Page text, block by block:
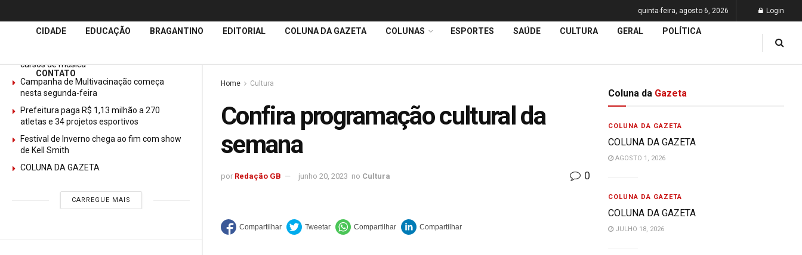
ÚltimasNotícias
cursos de música
Campanha de Multivacinação começa
nesta segunda-feira
Prefeitura paga R$ 1,13 milhão a 270
atletas e 34 projetos esportivos
Festival de Inverno chega ao fim com show
de Kell Smith
COLUNA DA GAZETA
CARREGUE MAIS
quinta-feira, agosto 6, 2026 Login
CIDADE EDUCAÇÃO BRAGANTINO EDITORIAL COLUNA DA GAZETA COLUNAS ESPORTES SAÚDE CULTURA GERAL POLÍTICA
CONTATO
Home Cultura
Confira programação cultural da
semana
por Redação GB junho 20, 2023 no Cultura 0
Coluna da Gazeta
COLUNA DA GAZETA
COLUNA DA GAZETA
AGOSTO 1, 2026
COLUNA DA GAZETA
COLUNA DA GAZETA
JULHO 18, 2026